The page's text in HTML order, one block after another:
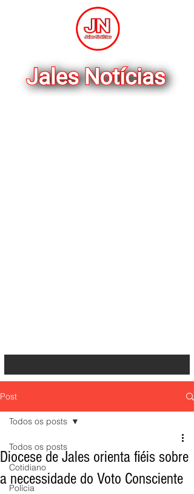
Post
Todos os posts
Cotidiano
Polícia
Todos os posts
Diocese de Jales orienta fiéis sobre
a necessidade do Voto Consciente